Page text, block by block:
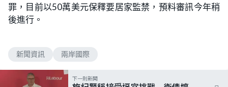
罪，目前以50萬美元保釋要居家監禁，預料審訊今年稍
後進行。
新聞資訊 兩岸國際
下一則新聞